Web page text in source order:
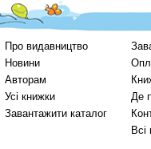
Про видавництво
Новини
Авторам
Усі книжки
Завантажити каталог
Де